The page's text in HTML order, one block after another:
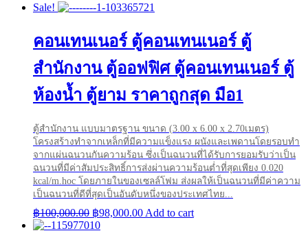
Sale!
คอนเทนเนอร์ ตู้คอนเทนเนอร์ ตู้
สำนักงาน ตู้ออฟฟิศ ตู้คอนเทนเนอร์ ตู้
ห้องน้ำ ตู้ยาม ราคาถูกสุด มือ1
ตู้สำนักงาน แบบมาตรฐาน ขนาด (3.00 x 6.00 x 2.70เมตร)
โครงสร้างทำจากเหล็กที่มีความแข็งแรง ผนังและเพดานโดยรอบทำ
จากแผ่นฉนวนกันความร้อน ซึ่งเป็นฉนวนที่ได้รับการยอมรับว่าเป็น
ฉนวนที่มีค่าสัมประสิทธิ์การส่งผ่านความร้อนต่ำที่สุดเพียง 0.020
kcal/m.hoc โดยภายในของเซลล์โฟม ส่งผลให้เป็นฉนวนที่มีค่าความ
เป็นฉนวนที่ดีที่สุดเป็นอันดับหนึ่งของประเทศไทย...
฿100,000.00 Original
price
฿98,000.00Current
Add to cart